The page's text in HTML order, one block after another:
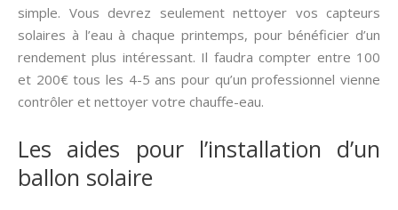
simple. Vous devrez seulement nettoyer vos capteurs
solaires à l’eau à chaque printemps, pour bénéficier d’un
rendement plus intéressant. Il faudra compter entre 100
et 200€ tous les 4-5 ans pour qu’un professionnel vienne
contrôler et nettoyer votre chauffe-eau.
Les aides pour l’installation d’un
ballon solaire